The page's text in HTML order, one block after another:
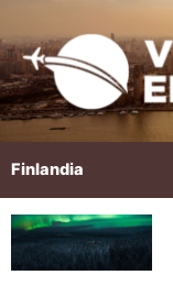
al
contenido
Finlandia